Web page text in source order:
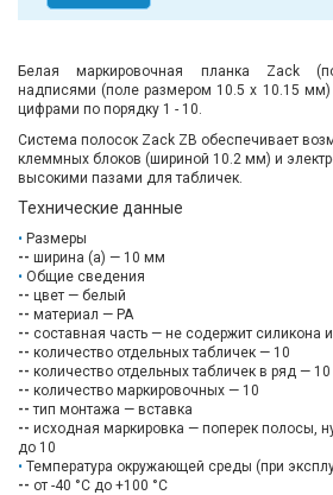
Белая маркировочная планка Zack
надписями (поле размером 10.5 х 10.15
цифрами по порядку 1 - 10.
Система полосок Zack ZB обеспечивает
клеммных блоков (шириной 10.2 мм) и
высокими пазами для табличек.
Технические данные
Размеры
-- ширина (a) — 10 мм
Общие сведения
-- цвет — белый
-- материал — PA
-- составная часть — не содержит силикона
-- количество отдельных табличек — 10
-- количество отдельных табличек в ряд — 10
-- количество маркировочных — 10
-- тип монтажа — вставка
-- исходная маркировка — поперек полосы,
до 10
Температура окружающей среды (при
-- от -40 °C до +100 °C